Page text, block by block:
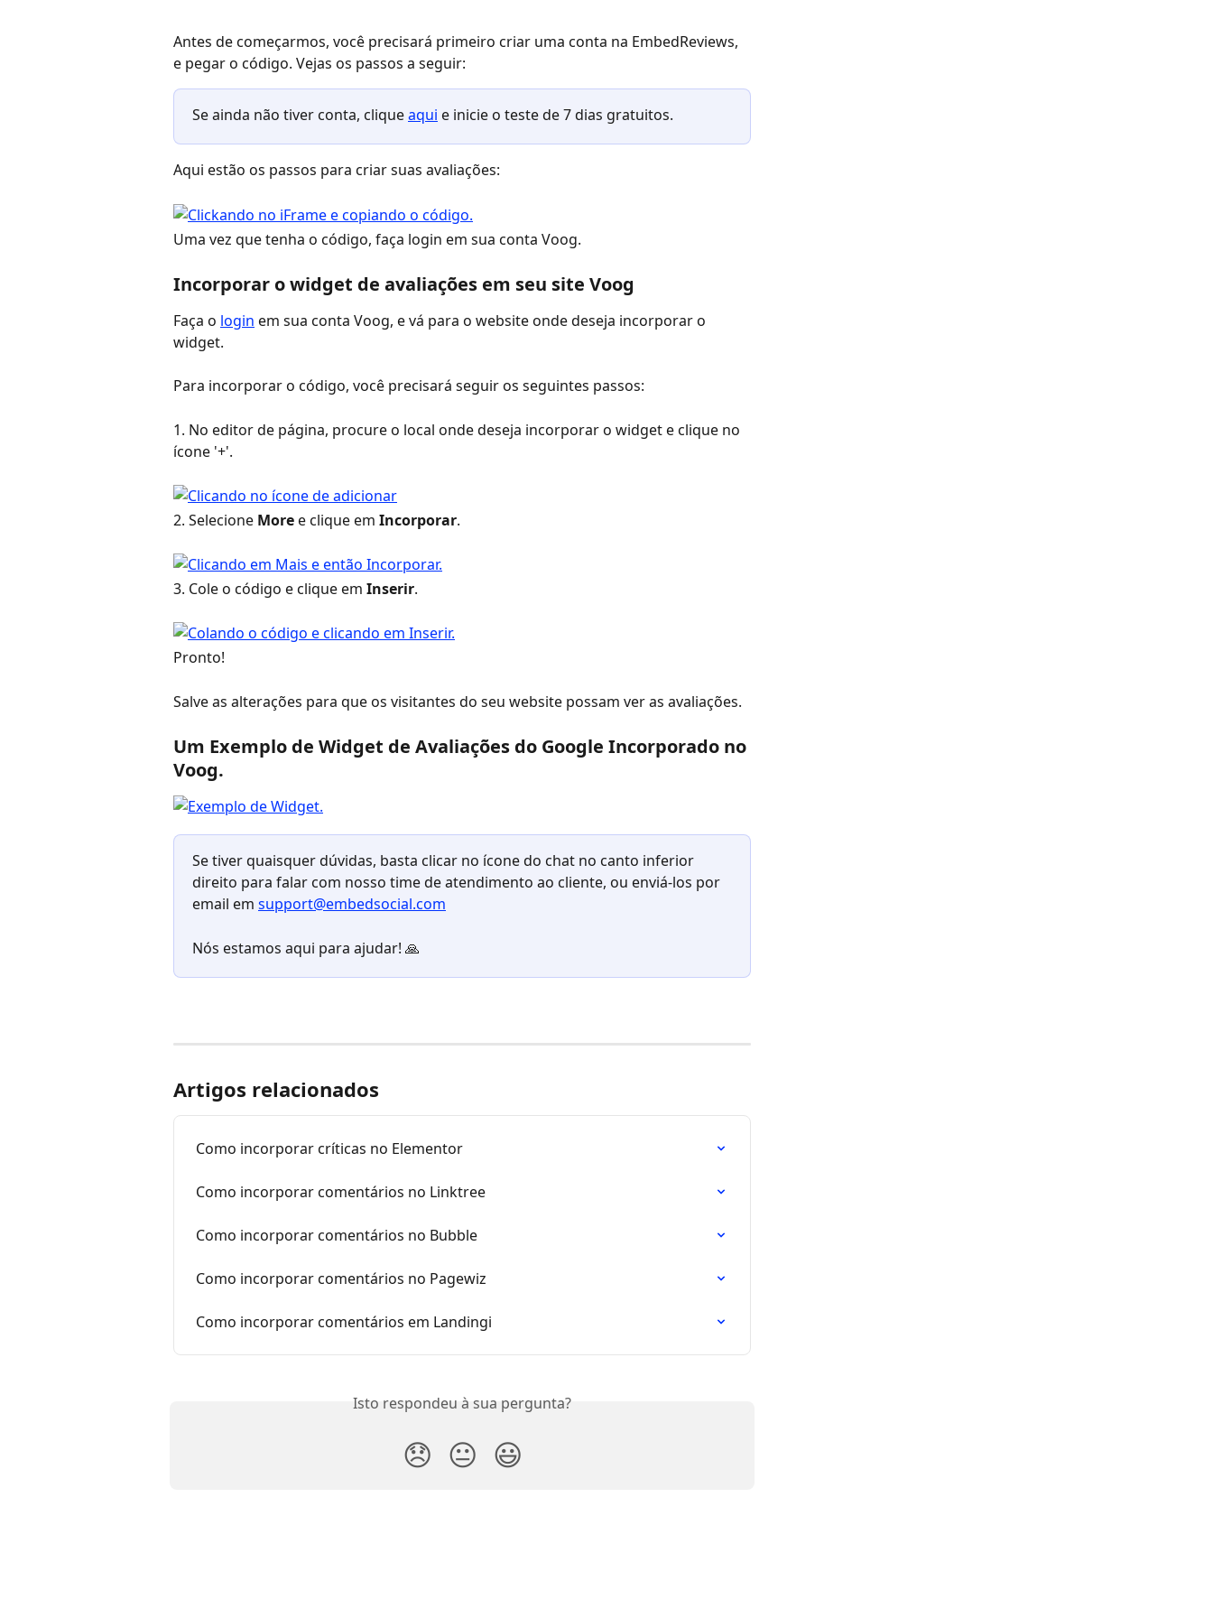
Antes de começarmos, você precisará primeiro criar uma conta na EmbedReviews,
e pegar o código. Vejas os passos a seguir:
Se ainda não tiver conta, clique aqui e inicie o teste de 7 dias gratuitos.
Aqui estão os passos para criar suas avaliações:
Uma vez que tenha o código, faça login em sua conta Voog.
Incorporar o widget de avaliações em seu site Voog
Faça o login em sua conta Voog, e vá para o website onde deseja incorporar o
widget.
Para incorporar o código, você precisará seguir os seguintes passos:
1. No editor de página, procure o local onde deseja incorporar o widget e clique no
ícone '+'.
2. Selecione More e clique em Incorporar.
3. Cole o código e clique em Inserir.
Pronto!
Salve as alterações para que os visitantes do seu website possam ver as avaliações.
Um Exemplo de Widget de Avaliações do Google Incorporado no
Voog.
Se tiver quaisquer dúvidas, basta clicar no ícone do chat no canto inferior
direito para falar com nosso time de atendimento ao cliente, ou enviá-los por
email em support@embedsocial.com
Nós estamos aqui para ajudar! 🙏
Artigos relacionados
Como incorporar críticas no Elementor
Como incorporar comentários no Linktree
Como incorporar comentários no Bubble
Como incorporar comentários no Pagewiz
Como incorporar comentários em Landingi
Isto respondeu à sua pergunta?
😞 😐 😃